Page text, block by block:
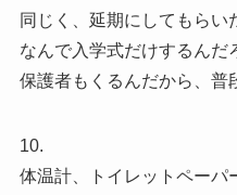
同じく、延期にしてもらい
なんで入学式だけするんだ
保護者もくるんだから、普
10.
体温計、トイレットペーパ